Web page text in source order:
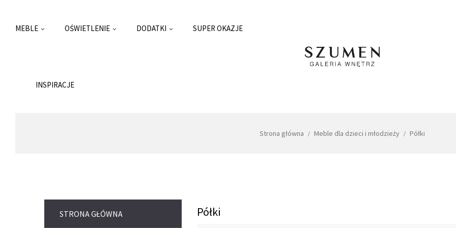
MEBLE OŚWIETLENIE DODATKI SUPER OKAZJE
INSPIRACJE
Strona główna Meble dla dzieci i młodzieży Półki
STRONA GŁÓWNA Półki